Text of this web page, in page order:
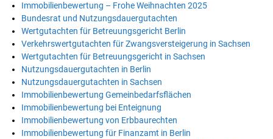
Immobilienbewertung – Frohe Weihnachten 2025
Bundesrat und Nutzungsdauergutachten
Wertgutachten für Betreuungsgericht Berlin
Verkehrswertgutachten für Zwangsversteigerung in Sachsen
Wertgutachten für Betreuungsgericht in Sachsen
Nutzungsdauergutachten in Berlin
Nutzungsdauergutachten in Sachsen
Immobilienbewertung Gemeinbedarfsflächen
Immobilienbewertung bei Enteignung
Immobilienbewertung von Erbbaurechten
Immobilienbewertung für Finanzamt in Berlin